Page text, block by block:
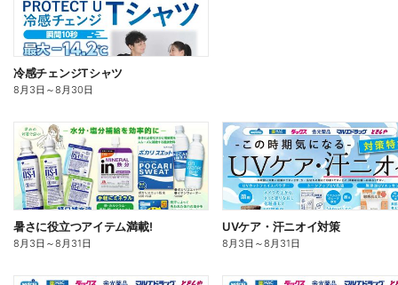
冷感チェンジTシャツ
8月3日 ～8月30日
暑さに役立つアイテム満載!
8月3日 ～8月31日
UVケア・汗ニオイ対策
8月3日 ～8月31日